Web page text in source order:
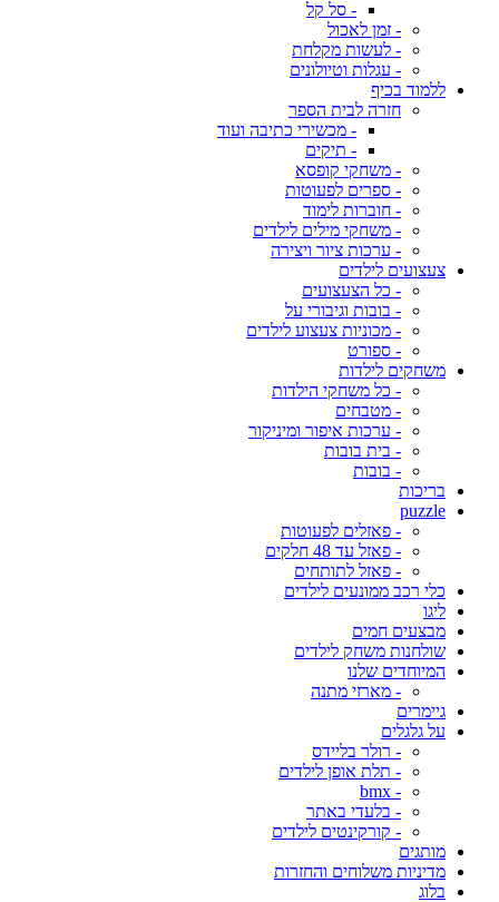
- סל קל
- זמן לאכול
- לעשות מקלחת
- עגלות וטיולונים
ללמוד בכיף
חזרה לבית הספר
- מכשירי כתיבה ועוד
- תיקים
- משחקי קופסא
- ספרים לפעוטות
- חוברות לימוד
- משחקי מילים לילדים
- ערכות ציור ויצירה
צעצועים לילדים
- כל הצעצועים
- בובות וגיבורי על
- מכוניות צעצוע לילדים
- ספורט
משחקים לילדות
- כל משחקי הילדות
- מטבחים
- ערכות איפור ומיניקור
- בית בובות
- בובות
בריכות
puzzle
- פאזלים לפעוטות
- פאזל עד 48 חלקים
- פאזל לתותחים
כלי רכב ממונעים לילדים
ליגו
מבצעים חמים
שולחנות משחק לילדים
המיוחדים שלנו
- מארזי מתנה
גיימרים
על גלגלים
- רולר בליידס
- תלת אופן לילדים
- bmx
- בלעדי באתר
- קורקינטים לילדים
מותגים
מדיניות משלוחים והחזרות
בלוג